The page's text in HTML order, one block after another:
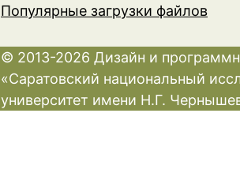
Популярные загрузки файлов
© 2013-2026 Дизайн и
«Саратовский национальный
университет имени Н.Г.